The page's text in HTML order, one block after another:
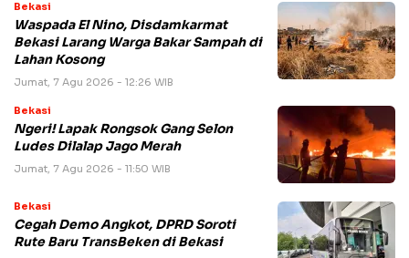
Bekasi
Waspada El Nino, Disdamkarmat
Bekasi Larang Warga Bakar Sampah di
Lahan Kosong
Jumat, 7 Agu 2026 - 12:26 WIB
Bekasi
Ngeri! Lapak Rongsok Gang Selon
Ludes Dilalap Jago Merah
Jumat, 7 Agu 2026 - 11:50 WIB
Bekasi
Cegah Demo Angkot, DPRD Soroti
Rute Baru TransBeken di Bekasi